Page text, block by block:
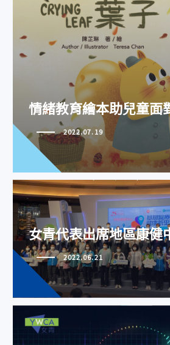
情緒教育繪本助兒童面
2022.07.19
女青代表出席地區康
女青代表出席地區康健
2022.06.21